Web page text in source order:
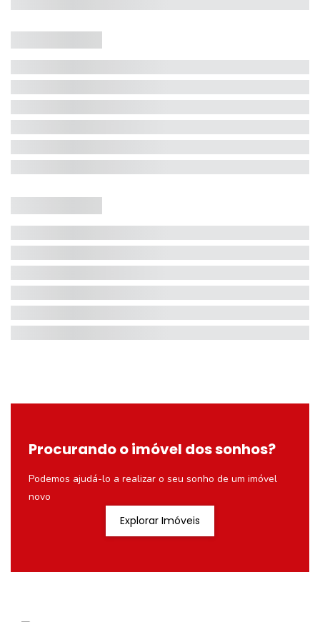
Procurando o imóvel dos sonhos?
Podemos ajudá-lo a realizar o seu sonho de um imóvel
novo
Explorar Imóveis